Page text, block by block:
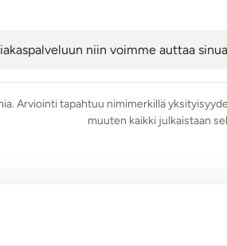
niin voimme auttaa
Arviointi tapahtuu nimimerkillä
muuten kaikki julkaistaan